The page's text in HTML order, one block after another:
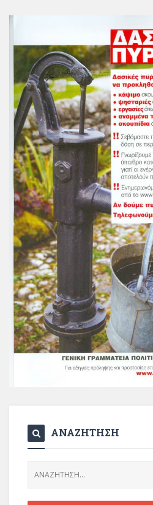
ΑΝΑΖΗΤΗΣΗ